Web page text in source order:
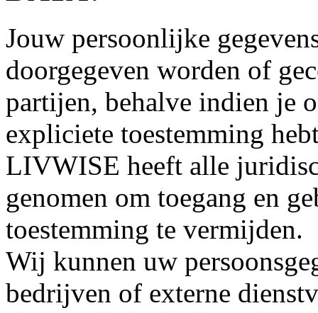
Jouw persoonlijke
doorgegeven worden of
partijen, behalve indien je
expliciete toestemming
LIVWISE heeft alle
genomen om toegang en
toestemming te vermijden.
Wij kunnen uw
bedrijven of externe